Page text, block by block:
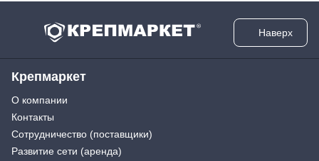
Наверх
Крепмаркет
О компании
Контакты
Сотрудничество (поставщики)
Развитие сети (аренда)